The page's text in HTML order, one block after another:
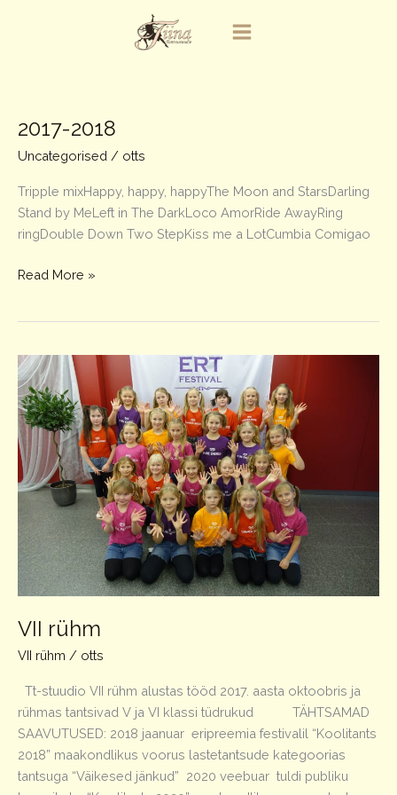
2017-2018
Uncategorised / otts
Tripple mixHappy, happy, happyThe Moon and StarsDarling
Stand by MeLeft in The DarkLoco AmorRide AwayRing
ringDouble Down Two StepKiss me a LotCumbia Comigao
2017-
Read More »
VII rühm
VII rühm / otts
Tt-stuudio VII rühm alustas tööd 2017. aasta oktoobris ja
rühmas tantsivad V ja VI klassi tüdrukud TÄHTSAMAD
SAAVUTUSED: 2018 jaanuar eripreemia festivalil “Koolitants
2018” maakondlikus voorus lastetantsude kategoorias
tantsuga “Väikesed jänkud” 2020 veebuar tuldi publiku